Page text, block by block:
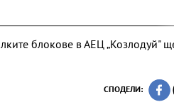
блокове в АЕЦ „Козлодуй"
СПОДЕЛИ: